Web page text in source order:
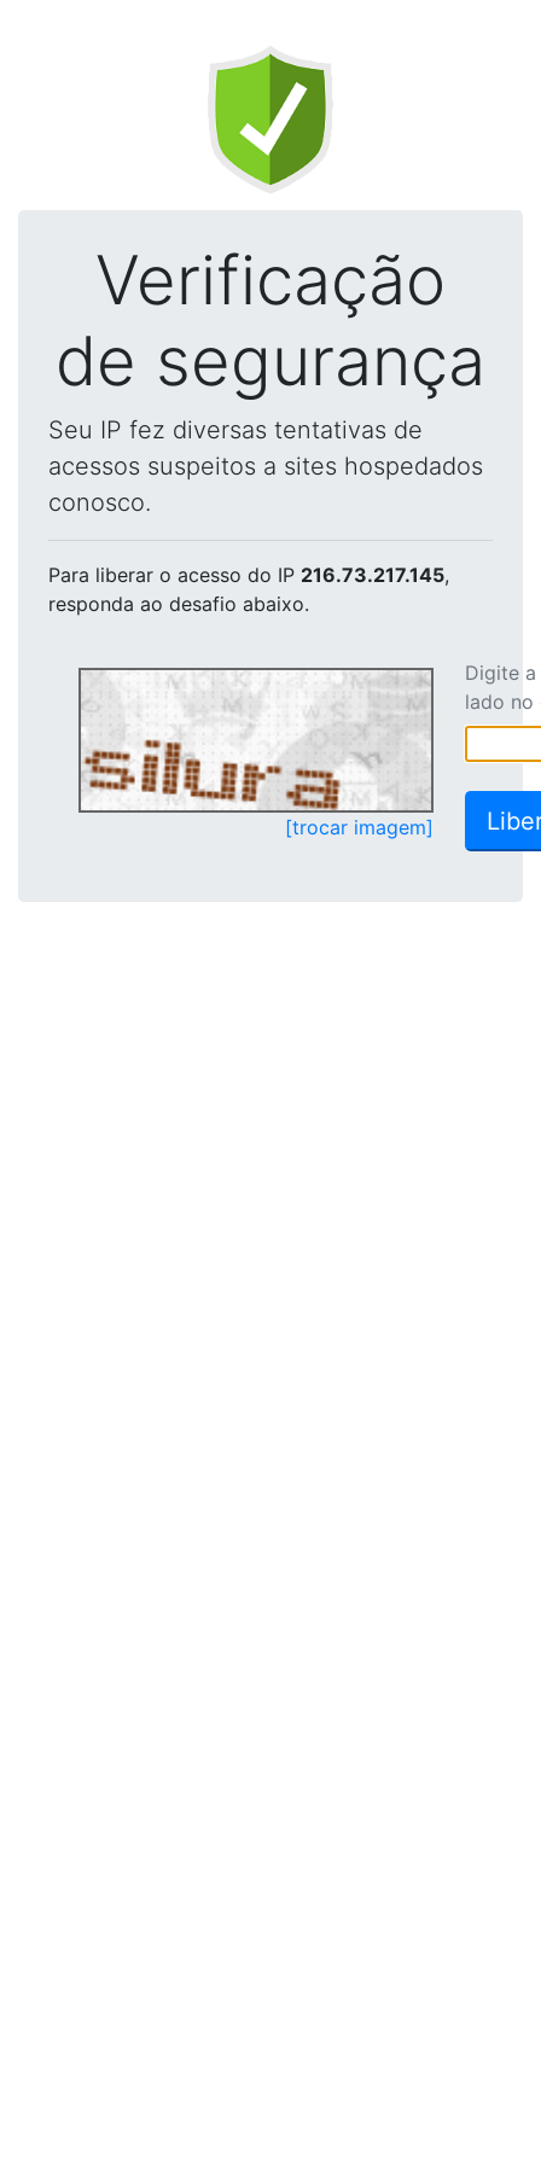
Verificação
de segurança
Seu IP fez diversas tentativas de
acessos suspeitos a sites hospedados
conosco.
Para liberar o acesso do IP 216.73.217.145,
responda ao desafio abaixo.
[trocar imagem]
Digite
lado no